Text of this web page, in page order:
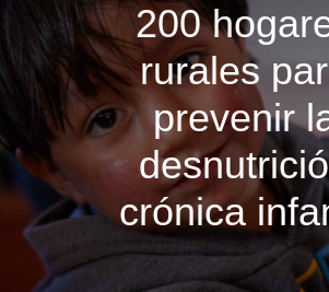
200
rurales
prevenir
crónica